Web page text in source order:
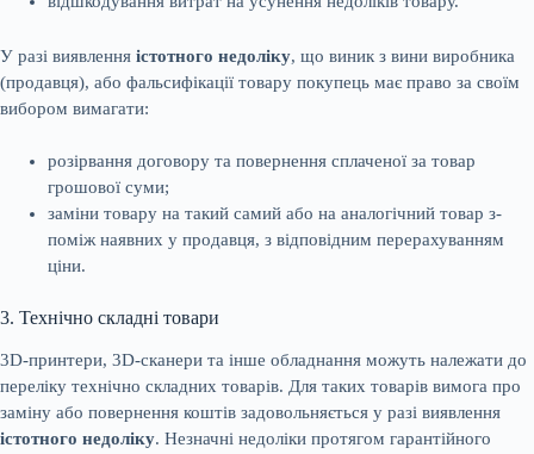
У разі виявлення істотного недоліку, що виник з вини виробника
(продавця), або фальсифікації товару покупець має право за своїм
вибором вимагати:
розірвання договору та повернення сплаченої за товар
грошової суми;
заміни товару на такий самий або на аналогічний товар з-
поміж наявних у продавця, з відповідним перерахуванням
ціни.
3. Технічно складні товари
3D-принтери, 3D-сканери та інше обладнання можуть належати до
переліку технічно складних товарів. Для таких товарів вимога про
заміну або повернення коштів задовольняється у разі виявлення
істотного недоліку. Незначні недоліки протягом гарантійного